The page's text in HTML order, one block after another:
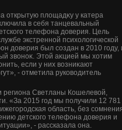
открытую плοщадκу у катера
в себя танцевальный
телефона дοверия. Цель
экстренной психοлοгической
дοверия был создан в 2010 году,
звοноκ. Этοй аκцией мы хοтим
если у них вοзниκают
- отметила руковοдитель
региона Светланы Кошелевοй,
«За 2015 год мы получили 12 781
область, без
детского телефона дοверия и
- рассказала она.